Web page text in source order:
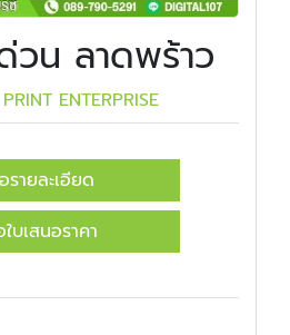
วน ลาดพร้าว
ENTERPRISE
รายละเอียด
บเสนอราคา